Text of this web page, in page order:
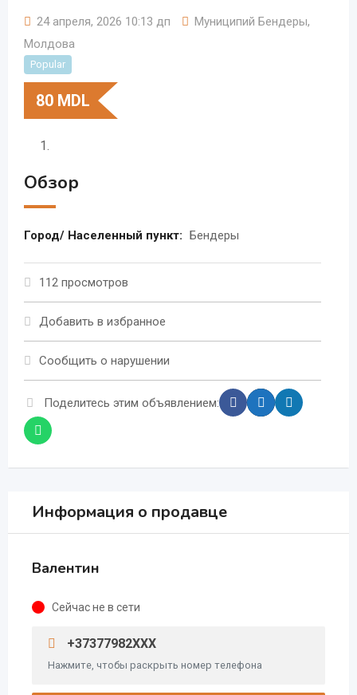
24 апреля, 2026 10:13 дп Муниципий Бендеры,
Молдова
Popular
80 MDL
Обзор
Город/ Населенный пункт: Бендеры
112 просмотров
Добавить в избранное
Сообщить о нарушении
Поделитесь этим объявлением:
Информация о продавце
Валентин
Сейчас не в сети
+37377982XXX
Нажмите, чтобы раскрыть номер телефона